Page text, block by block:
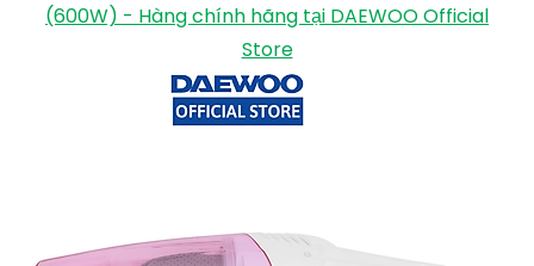
(600W) - Hàng chính hãng tại DAEWOO Official
Store